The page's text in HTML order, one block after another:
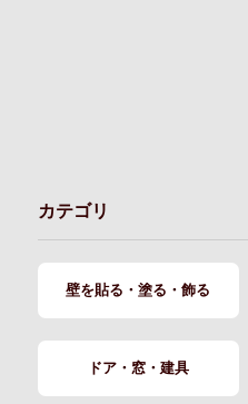
カテゴリ
壁を貼る・塗る・飾る
ドア・窓・建具